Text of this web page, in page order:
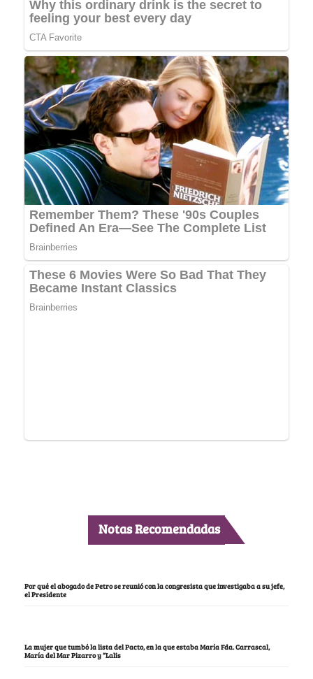
Notas Recomendadas
Por qué el abogado de Petro se reunió con la congresista que investigaba a su jefe,
el Presidente
La mujer que tumbó la lista del Pacto, en la que estaba María Fda. Carrascal,
María del Mar Pizarro y “Lalis